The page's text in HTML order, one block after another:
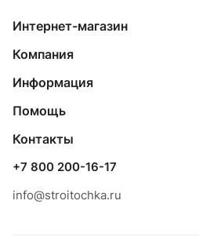
Интернет-магазин
Компания
Информация
Помощь
Контакты
+7 800 200-16-17
info@stroitochka.ru